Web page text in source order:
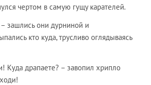
чертом в самую гущу карателей.
зашлись они дурниной и
кто куда, трусливо оглядываясь
Куда драпаете? – завопил хрипло